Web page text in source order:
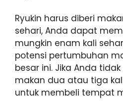
Ryukin harus diberi
sehari, Anda dapat
mungkin enam kali
potensi pertumbuhan
besar ini. Jika Anda
makan dua atau tiga
untuk membeli tempat